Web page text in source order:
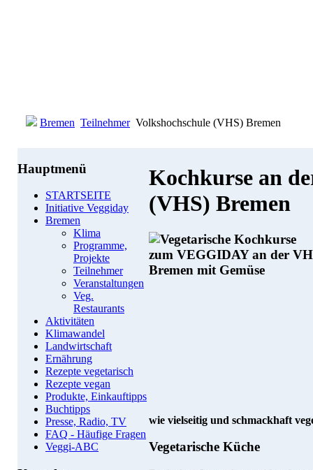
Bremen Teilnehmer Volkshochschule (VHS) Bremen
Hauptmenü
STARTSEITE
Initiative Veggiday
Bremen
Klima
Programme,
Projekte
Teilnehmer
Veranstaltungen
Veg.
Restaurants
Aktivitäten
Klimawandel
Landwirtschaft
Ernährung
Rezepte vegetarisch
Rezepte vegan
Produkte, Einkauftipps
Buchtipps
Presse, Radio, TV
FAQ - Häufige Fragen
Veggi-ABC
Kochkurse an
(VHS) Bremen
wie vielseitig und schmackhaft
Vegetarische Küche